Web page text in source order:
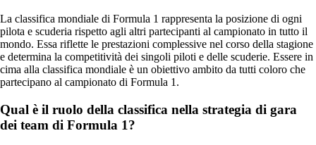
La classifica mondiale di Formula 1 rappresenta la posizione di ogni
pilota e scuderia rispetto agli altri partecipanti al campionato in tutto il
mondo. Essa riflette le prestazioni complessive nel corso della stagione
e determina la competitività dei singoli piloti e delle scuderie. Essere in
cima alla classifica mondiale è un obiettivo ambito da tutti coloro che
partecipano al campionato di Formula 1.
Qual è il ruolo della classifica nella strategia di gara
dei team di Formula 1?